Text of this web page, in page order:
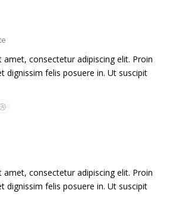
consectetur adipiscing elit. Proin
dignissim felis posuere in. Ut suscipit
consectetur adipiscing elit. Proin
dignissim felis posuere in. Ut suscipit